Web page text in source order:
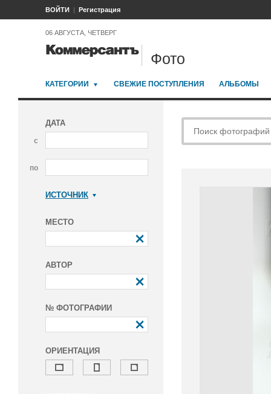
ВОЙТИ Регистрация
06 АВГУСТА, ЧЕТВЕРГ
Фото
КАТЕГОРИИ СВЕЖИЕ ПОСТУПЛЕНИЯ АЛЬБОМЫ
ДАТА
с
по
ИСТОЧНИК
МЕСТО
АВТОР
№ ФОТОГРАФИИ
ОРИЕНТАЦИЯ